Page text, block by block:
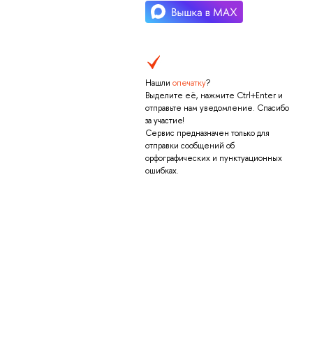
Нашли опечатку?
Выделите её, нажмите Ctrl+Enter и
отправьте нам уведомление. Спасибо
за участие!
Сервис предназначен только для
отправки сообщений об
орфографических и пунктуационных
ошибках.